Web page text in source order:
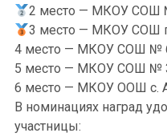
2 место — МКОУ СОШ
3 место — МКОУ СОШ
4 место — МКОУ СОШ №
5 место — МКОУ СОШ №
6 место — МКОУ ООШ с.
В номинациях наград
участницы: